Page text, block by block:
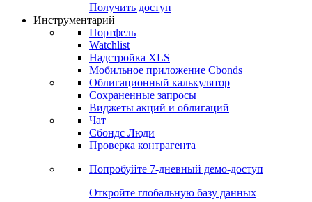
Получить доступ
Инструментарий
Портфель
Watchlist
Надстройка XLS
Мобильное приложение Cbonds
Облигационный калькулятор
Сохраненные запросы
Виджеты акций и облигаций
Чат
Сбондс Люди
Проверка контрагента
Попробуйте 7-дневный демо-доступ
Откройте глобальную базу данных